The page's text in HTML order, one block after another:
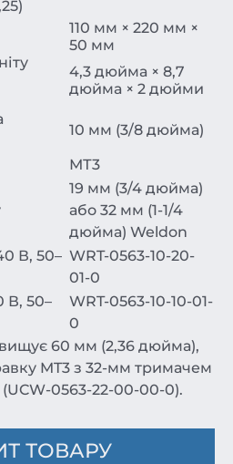
110 мм × 220 мм ×
50 мм
4,3 дюйма × 8,7
дюйма × 2 дюйми
10 мм (3/8 дюйма)
МТ3
19 мм (3/4 дюйма)
або 32 мм (1-1/4
дюйма) Weldon
В, 50– WRT-0563-10-20-
01-0
В, 50–
WRT-0563-10-10-01-
0
60 мм (2,36 дюйма),
MT3 з 32-мм тримачем
0563-22-00-00-0).
ТОВАРУ